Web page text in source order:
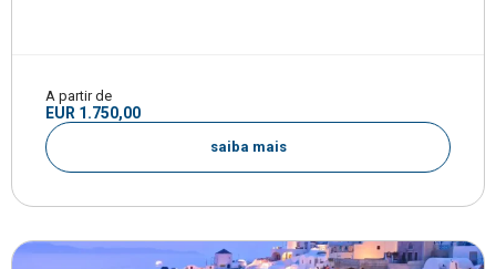
A partir de
EUR 1.750,00
saiba mais